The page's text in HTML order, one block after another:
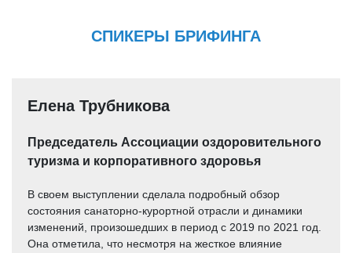
СПИКЕРЫ БРИФИНГА
Елена Трубникова
Председатель Ассоциации оздоровительного
туризма и корпоративного здоровья
В своем выступлении сделала подробный обзор
состояния санаторно-курортной отрасли и динамики
изменений, произошедших в период с 2019 по 2021 год.
Она отметила, что несмотря на жесткое влияние